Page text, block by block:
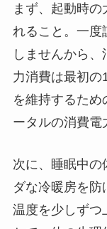
まず、起動時
れること。一度
しませんから
力消費は最初の
を維持するため
ータルの消費電
次に、睡眠中の
ダな冷暖房を防
温度を少しずつ